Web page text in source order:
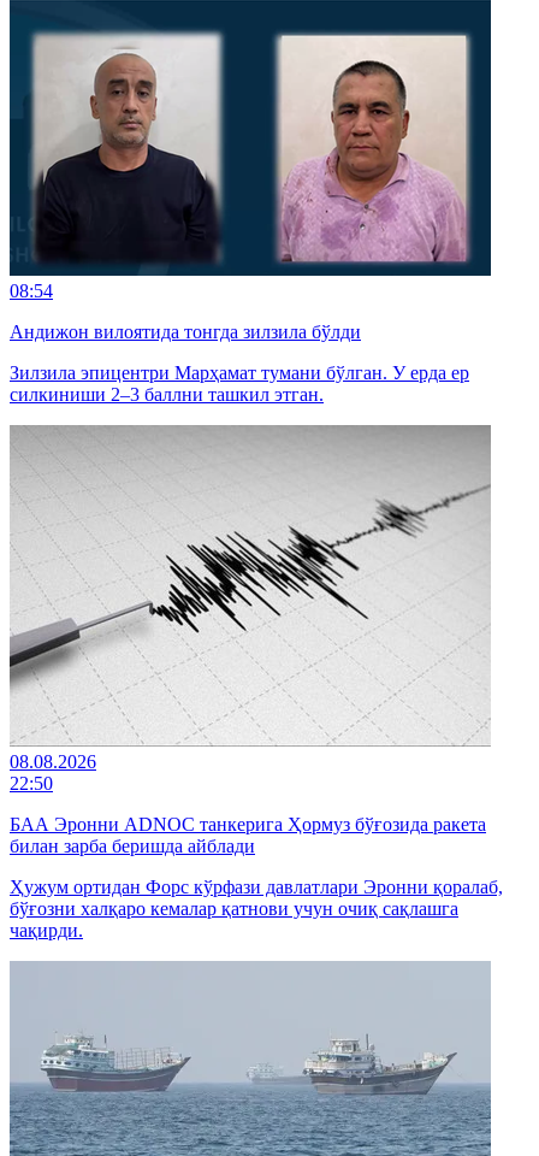
08:54
Андижон вилоятида тонгда зилзила бўлди
Зилзила эпицентри Марҳамат тумани бўлган. У ерда ер
силкиниши 2–3 баллни ташкил этган.
08.08.2026
22:50
БАА Эронни ADNOC танкерига Ҳормуз бўғозида ракета
билан зарба беришда айблади
Ҳужум ортидан Форс кўрфази давлатлари Эронни қоралаб,
бўғозни халқаро кемалар қатнови учун очиқ сақлашга
чақирди.